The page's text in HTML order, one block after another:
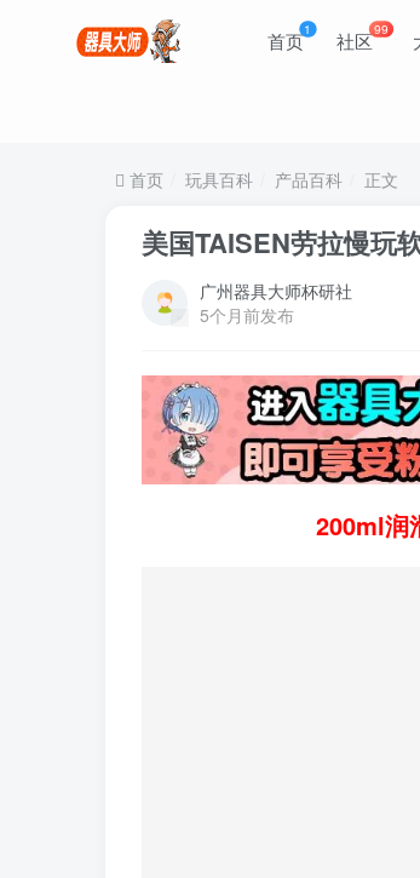
首页1 社区99
首页 玩具百科 产品百科 正文
美国TAISEN劳拉慢玩
广州器具大师杯研社
5个月前发布
200ml润